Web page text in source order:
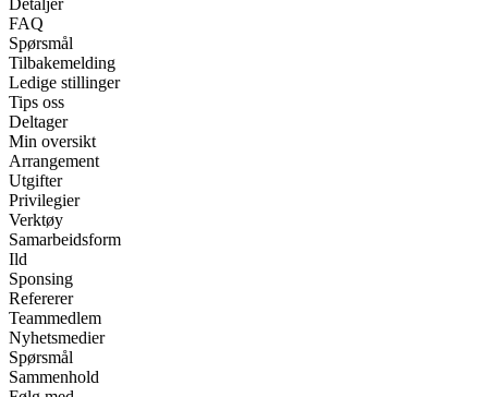
Detaljer
FAQ
Spørsmål
Tilbakemelding
Ledige stillinger
Tips oss
Deltager
Min oversikt
Arrangement
Utgifter
Privilegier
Verktøy
Samarbeidsform
Ild
Sponsing
Refererer
Teammedlem
Nyhetsmedier
Spørsmål
Sammenhold